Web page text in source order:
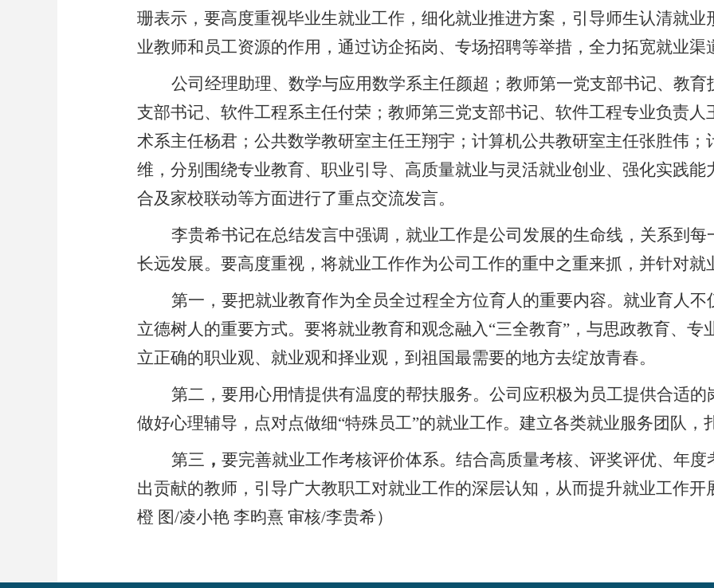
珊表示，要高度重视毕业生就业工作，细化就业推进方案，引导师生认清就
业教师和员工资源的作用，通过访企拓岗、专场招聘等举措，全力拓宽就业渠
公司经理助理、数学与应用数学系主任颜超；教师第一党支部书记、教
支部书记、软件工程系主任付荣；教师第三党支部书记、软件工程专业负责
术系主任杨君；公共数学教研室主任王翔宇；计算机公共教研室主任张胜伟
维，分别围绕专业教育、职业引导、高质量就业与灵活就业创业、强化实践
合及家校联动等方面进行了重点交流发言。
李贵希书记在总结发言中强调，就业工作是公司发展的生命线，关系到
长远发展。要高度重视，将就业工作作为公司工作的重中之重来抓，并针对就
第一，要把就业教育作为全员全过程全方位育人的重要内容。就业育人
立德树人的重要方式。要将就业教育和观念融入“三全教育”，与思政教育、专
立正确的职业观、就业观和择业观，到祖国最需要的地方去绽放青春。
第二，要用心用情提供有温度的帮扶服务。公司应积极为员工提供合适
做好心理辅导，点对点做细“特殊员工”的就业工作。建立各类就业服务团队，
第三 ， 要完善就业工作考核评价体系。结合高质量考核、评奖评优、年
出贡献的教师，引导广大教职工对就业工作的深层认知，从而提升就业工作开
橙 图/凌小艳 李昀熹 审核/李贵希）